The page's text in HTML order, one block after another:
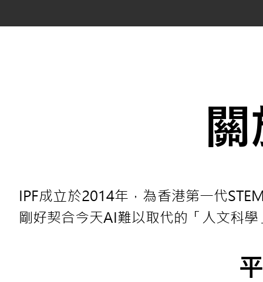
IPF成立於2014年， 為香港第一代
剛好契合今天AI難以取代的「人文科學